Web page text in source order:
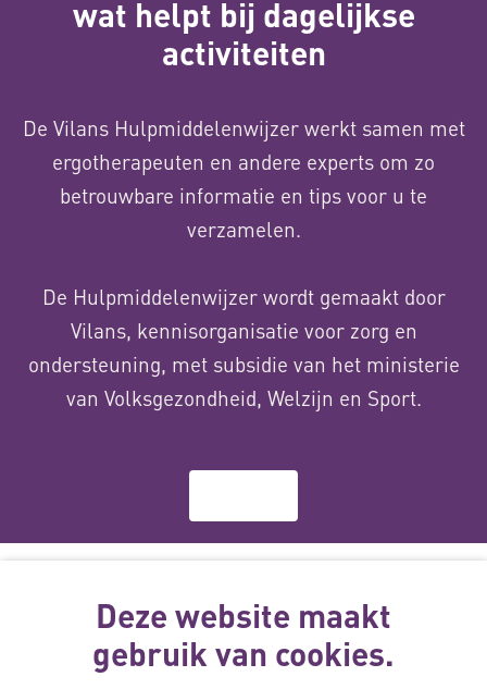
wat helpt bij dagelijkse
activiteiten
De Vilans Hulpmiddelenwijzer werkt samen met
ergotherapeuten en andere experts om zo
betrouwbare informatie en tips voor u te
verzamelen.
De Hulpmiddelenwijzer wordt gemaakt door
Vilans, kennisorganisatie voor zorg en
ondersteuning, met subsidie van het ministerie
van Volksgezondheid, Welzijn en Sport.
wordt gemaakt
met subsidie
van
Deze website maakt
gebruik van cookies.